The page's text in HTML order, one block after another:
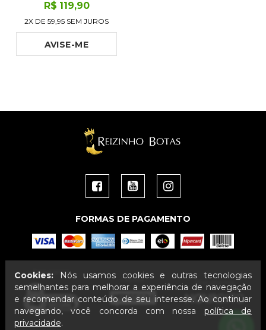
R$ 119,90
2X DE 59,95SEM JUROS
AVISE-ME
FORMAS DE PAGAMENTO
Segurança
Layout
Plataforma
Cookies:Nós usamos cookies e outras tecnologias
semelhantes para melhorar a experiência de navegação
e recomendar conteúdo de seu interesse. Ao continuar
navegando, você concorda com nossa política de
privacidade.